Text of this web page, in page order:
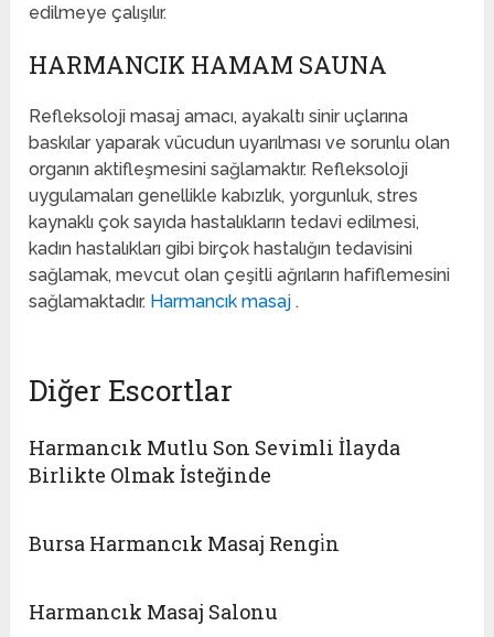
edilmeye çalışılır.
HARMANCIK HAMAM SAUNA
Refleksoloji masaj amacı, ayakaltı sinir uçlarına
baskılar yaparak vücudun uyarılması ve sorunlu olan
organın aktifleşmesini sağlamaktır. Refleksoloji
uygulamaları genellikle kabızlık, yorgunluk, stres
kaynaklı çok sayıda hastalıkların tedavi edilmesi,
kadın hastalıkları gibi birçok hastalığın tedavisini
sağlamak, mevcut olan çeşitli ağrıların hafiflemesini
sağlamaktadır. Harmancık masaj.
Diğer Escortlar
Harmancık Mutlu Son Sevimli İlayda
Birlikte Olmak İsteğinde
Bursa Harmancık Masaj Rengi̇n
Harmancık Masaj Salonu